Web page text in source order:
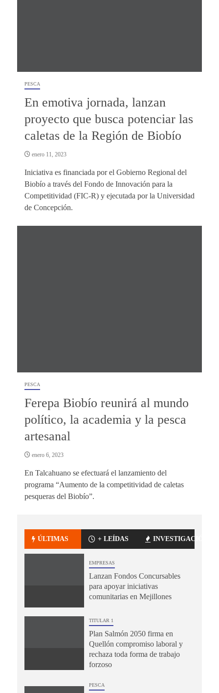
PESCA
En emotiva jornada, lanzan
proyecto que busca potenciar las
caletas de la Región de Biobío
enero 11, 2023
Iniciativa es financiada por el Gobierno Regional del
Biobío a través del Fondo de Innovación para la
Competitividad (FIC-R) y ejecutada por la Universidad
de Concepción.
PESCA
Ferepa Biobío reunirá al mundo
político, la academia y la pesca
artesanal
enero 6, 2023
En Talcahuano se efectuará el lanzamiento del
programa “Aumento de la competitividad de caletas
pesqueras del Biobío”.
ÚLTIMAS + LEÍDAS INVESTIGACIÓN
EMPRESAS
Lanzan Fondos Concursables
para apoyar iniciativas
comunitarias en Mejillones
TITULAR 1
Plan Salmón 2050 firma en
Quellón compromiso laboral y
rechaza toda forma de trabajo
forzoso
PESCA